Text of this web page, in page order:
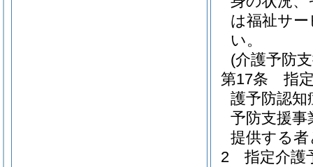
は福祉サ
い。
(介護予防
第17条
指
護予防認
予防支援
提供する
2
指定介護